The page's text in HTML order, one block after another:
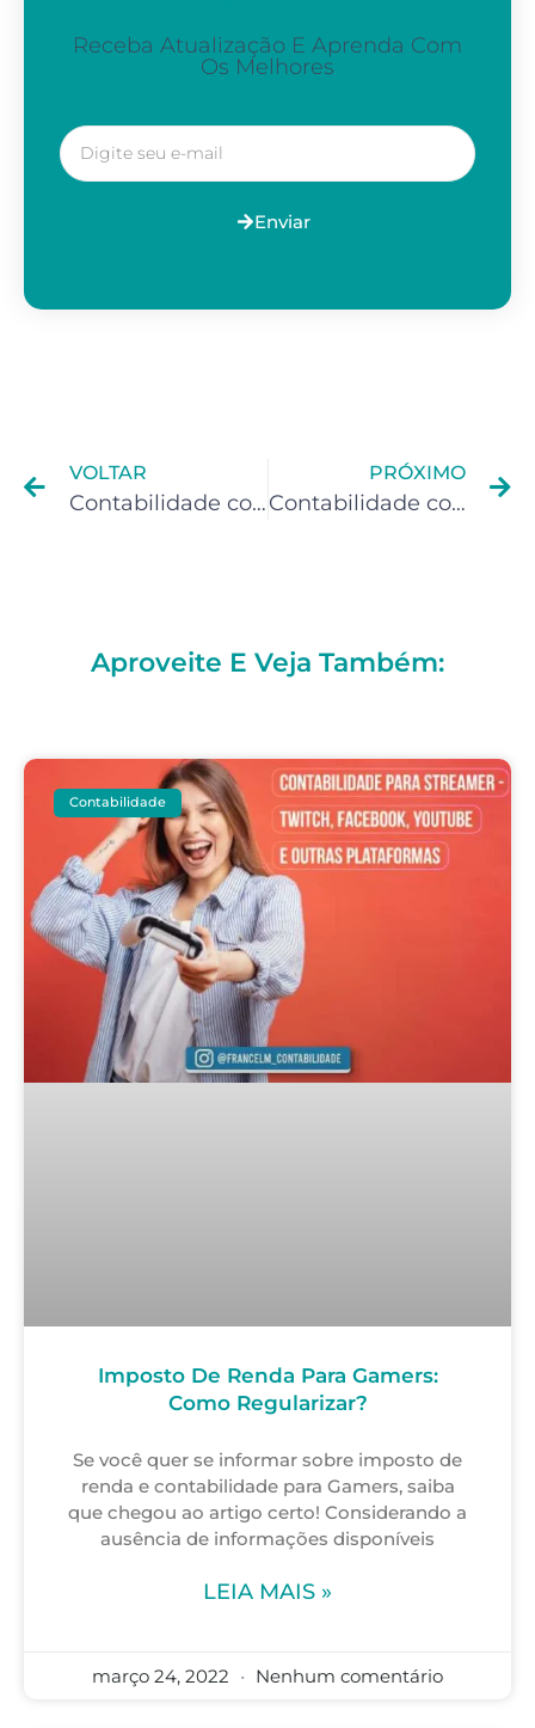
Receba Atualização E Aprenda Com
Os Melhores
Enviar
VOLTAR
Contabilidade confiável para Influenciadores Digitais
PRÓXIMO
Contabilidade confiável para Infoprodutores
Aproveite E Veja Também:
Contabilidade
Imposto De Renda Para Gamers:
Como Regularizar?
Se você quer se informar sobre imposto de
renda e contabilidade para Gamers, saiba
que chegou ao artigo certo! Considerando a
ausência de informações disponíveis
LEIA MAIS »
março 24, 2022 Nenhum comentário